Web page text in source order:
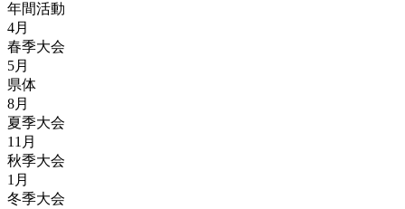
年間活動
4月
春季大会
5月
県体
8月
夏季大会
11月
秋季大会
1月
冬季大会